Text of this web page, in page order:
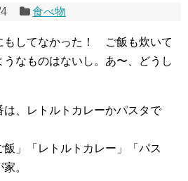
食べ物
もしてなかった！ ご飯も炊いて
なものはないし。あ〜、どうし
、レトルトカレーかパスタで
」「レトルトカレー」「パス
。